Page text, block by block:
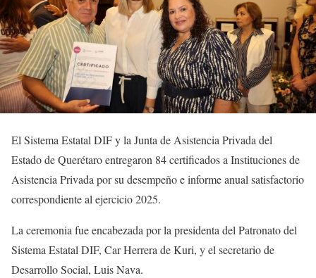
El Sistema Estatal DIF y la Junta de Asistencia Privada del
Estado de Querétaro entregaron 84 certificados a Instituciones de
Asistencia Privada por su desempeño e informe anual satisfactorio
correspondiente al ejercicio 2025.
La ceremonia fue encabezada por la presidenta del Patronato del
Sistema Estatal DIF, Car Herrera de Kuri, y el secretario de
Desarrollo Social, Luis Nava.